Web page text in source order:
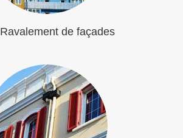
Ravalement de façades